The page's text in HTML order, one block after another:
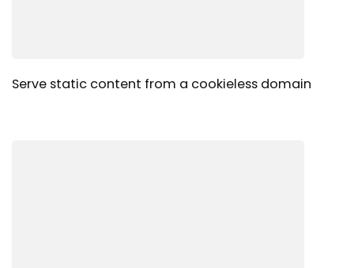
Serve static content from a cookieless domain